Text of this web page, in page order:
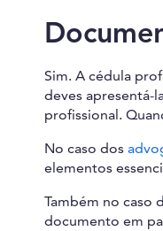
Sim. A cédula
deves apresentá-
profissional.
No caso dos
elementos
Também no caso
documento em